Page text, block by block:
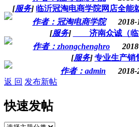
[服务] 临沂冠淘电商学院网店全能
作者：冠淘电商学院
2018-
[服务]
济南众诚（临
作者：zhongchenghro
[服务] 专业生产销
作者：admin
2018-
返 回 发布新帖
快速发帖